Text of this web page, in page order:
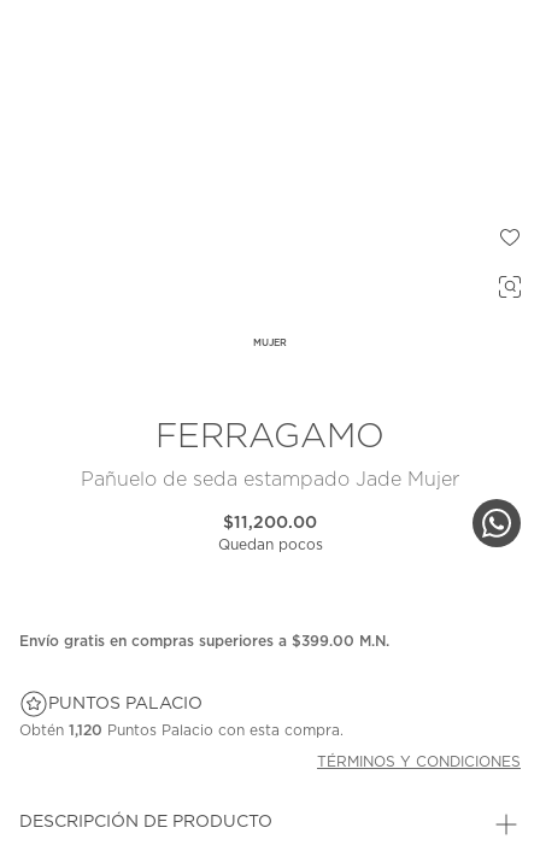
MUJER
FERRAGAMO
Pañuelo de seda estampado Jade Mujer
$11,200.00
Quedan pocos
Envío gratis en compras superiores a $399.00 M.N.
PUNTOS PALACIO
Obtén 1,120 Puntos Palacio con esta compra.
TÉRMINOS Y CONDICIONES
DESCRIPCIÓN DE PRODUCTO